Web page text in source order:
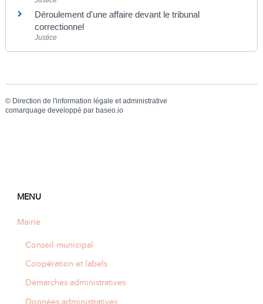
Déroulement d'une affaire devant le tribunal
correctionnel
Justice
© Direction de l'information légale et administrative
comarquage developpé par baseo.io
MENU
Mairie
Conseil municipal
Coopération et labels
Démarches administratives
Données administratives